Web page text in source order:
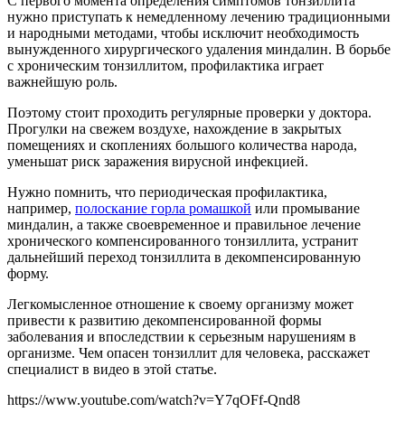
нужно приступать к немедленному лечению традиционными
и народными методами, чтобы исключит необходимость
вынужденного хирургического удаления миндалин. В борьбе
с хроническим тонзиллитом, профилактика играет
важнейшую роль.
Поэтому стоит проходить регулярные проверки у доктора.
Прогулки на свежем воздухе, нахождение в закрытых
помещениях и скоплениях большого количества народа,
уменьшат риск заражения вирусной инфекцией.
Нужно помнить, что периодическая профилактика,
например, полоскание горла ромашкой или промывание
миндалин, а также своевременное и правильное лечение
хронического компенсированного тонзиллита, устранит
дальнейший переход тонзиллита в декомпенсированную
форму.
Легкомысленное отношение к своему организму может
привести к развитию декомпенсированной формы
заболевания и впоследствии к серьезным нарушениям в
организме. Чем опасен тонзиллит для человека, расскажет
специалист в видео в этой статье.
https://www.youtube.com/watch?v=Y7qOFf-Qnd8